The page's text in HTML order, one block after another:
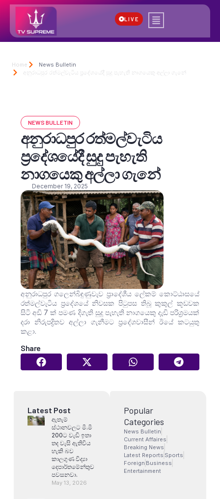
LIVE
Home
News Bulletin
අනුරාධපුර රත්මල්වැටිය ප්‍රදේශයේදී සුදු පැහැති නාගයෙකු අල්ලා ගැනේ
NEWS BULLETIN
අනුරාධපුර රත්මල්වැටිය
ප්‍රදේශයේදී සුදු පැහැති
නාගයෙකු අල්ලා ගැනේ
December 19, 2025
අනුරාධපුර ගලෙන්බිඳුණුවැව ප්‍රාදේශීය ලේකම් කොට්ඨාසයේ
රත්මල්වැටිය ප්‍රදේශයේ නිවසක පිටුපස තිබූ කුකුල් කූඩවක
සිටි අඩි 7 ක් පමණ දිගැති සුදු පැහැති නාගයෙකු දැඩි පරිශ්‍රමයක්
දරා නිරුපද්‍රිතව අල්ලා ගැනීමට ප්‍රදේශවාසීන් ඊයේ කටයුතු
කළා.
Share
Latest Post
ඇතැම්
ස්ථානවලට මි.මි
200ට වැඩි ඉතා
තද වැසි ඇතිවිය
හැකි බව
කාලගුණ විද්‍යා
දෙපාර්තමේන්තුව
පවසනවා.
May 13, 2026
Popular
Categories
News Bulletin
Current Affaires
Breaking News
Latest Reports Sports
Foreign Business
Entertainment